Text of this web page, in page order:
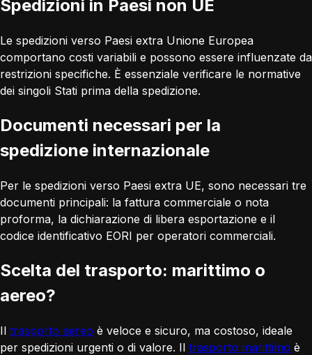
Spedizioni in Paesi non UE
Le spedizioni verso Paesi extra Unione Europea
comportano costi variabili e possono essere influenzate da
restrizioni specifiche. È essenziale verificare le normative
dei singoli Stati prima della spedizione.
Documenti necessari per la
spedizione internazionale
Per le spedizioni verso Paesi extra UE, sono necessari tre
documenti principali: la fattura commerciale o nota
proforma, la dichiarazione di libera esportazione e il
codice identificativo EORI per operatori commerciali.
Scelta del trasporto: marittimo o
aereo?
Il trasporto aereo è veloce e sicuro, ma costoso, ideale
per spedizioni urgenti o di valore. Il trasporto marittimo è